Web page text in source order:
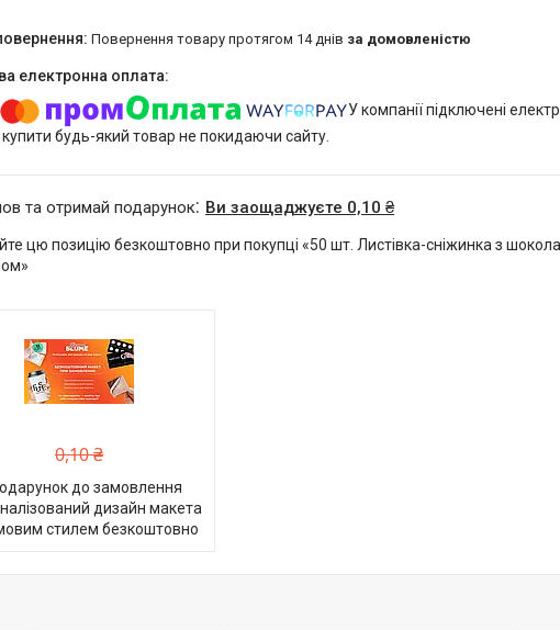
повернення товару протягом 14 днів за домовленістю
У компанії підключені
будь-який товар не покидаючи сайту.
та отримай подарунок Ви заощаджуєте 0,10 ₴
цю позицію безкоштовно при покупці «50 шт. Листівка-сніжинка з
0,10 ₴
до замовлення
дизайн макета
стилем безкоштовно